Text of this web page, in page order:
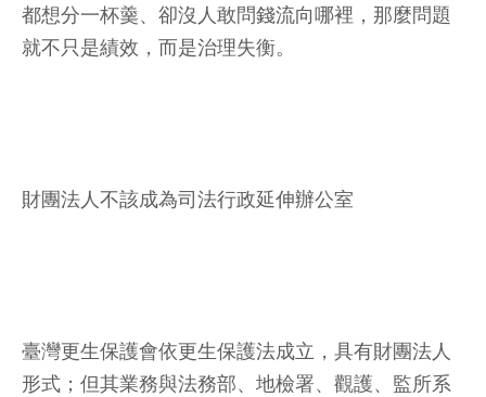
都想分一杯羹、卻沒人敢問錢流向哪裡，那麼問題
就不只是績效，而是治理失衡。
財團法人不該成為司法行政延伸辦公室
臺灣更生保護會依更生保護法成立，具有財團法人
形式；但其業務與法務部、地檢署、觀護、監所系